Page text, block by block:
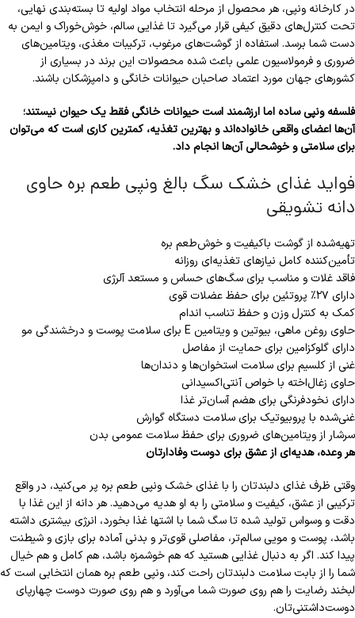
در کارخانه ونپی، هر محصول از مرحله انتخاب مواد اولیه تا بسته‌بندی نهایی،
تحت کنترل‌های دقیق کیفی قرار می‌گیرد تا غذایی سالم، خوش‌خوراک و ایمن به
دست شما برسد. استفاده از گوشت‌های مرغوب، ترکیبات مغذی، ویتامین‌های
ضروری و فرمولاسیون علمی باعث شده محصولات این برند در بسیاری از
کشورهای جهان مورد اعتماد صاحبان حیوانات خانگی و دامپزشکان باشند.
فلسفه ونپی ساده اما ارزشمند است حیوانات خانگی فقط یک حیوان نیستند؛
آن‌ها اعضای واقعی خانواده‌اند و بهترین تغذیه، کمترین کاری است که می‌توان
برای سلامتی و خوشحالی آن‌ها انجام داد.
فواید غذای خشک سگ بالغ ونپی طعم بره حاوی
دانه تشویقی
تهیه‌شده از گوشت باکیفیت و خوش‌طعم بره
تأمین‌کننده کامل نیازهای تغذیه‌ای روزانه
فاقد غلات و مناسب برای سگ‌های حساس و مستعد آلرژی
دارای ۲۷٪ پروتئین برای حفظ عضلات قوی
کمک به کنترل وزن و حفظ تناسب اندام
حاوی روغن ماهی، بیوتین و ویتامین E برای سلامت پوست و درخشندگی مو
دارای گلوکزامین برای حمایت از مفاصل
غنی از کلسیم برای سلامت استخوان‌ها و دندان‌ها
حاوی زغال‌اخته با خواص آنتی‌اکسیدانی
دارای نخودفرنگی برای هضم آسان‌تر غذا
غنی‌شده با پروبیوتیک برای سلامت دستگاه گوارش
سرشار از ویتامین‌های ضروری برای حفظ سلامت عمومی بدن
هر وعده، هدیه‌ای از عشق برای دوست وفادارتان
وقتی ظرف غذای دلبندتان را با غذای خشک ونپی طعم بره پر می‌کنید، در واقع
ترکیبی از عشق، کیفیت و سلامتی را به او هدیه می‌دهید. هر دانه از این غذا با
دقت و وسواس تولید شده تا سگ شما با اشتها غذا بخورد، انرژی بیشتری داشته
باشد، پوست و مویی سالم‌تر، مفاصلی قوی‌تر و بدنی آماده برای بازی و شیطنت
پیدا کند. اگر به دنبال غذایی هستید که هم خوشمزه باشد، هم کامل و هم خیال
شما را از بابت سلامت دلبندتان راحت کند، ونپی طعم بره همان انتخابی است که
لبخند رضایت را هم روی صورت شما می‌آورد و هم روی صورت دوست چهارپای
دوست‌داشتنی‌تان.